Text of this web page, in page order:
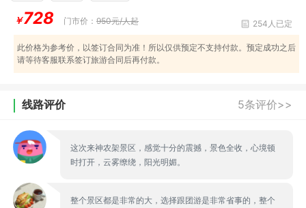
￥728 门市价： 950元/人起 254人已定
此价格为参考价，以签订合同为准！所以仅供预定不支持付款。预定成功之后
请等待客服联系签订旅游合同后再付款。
线路评价 5条评价>>
这次来神农架景区，感觉十分的震撼，景色全收，心境顿
时打开，云雾缭绕，阳光明媚。
整个景区都是非常的大，选择跟团游是非常省事的，整个